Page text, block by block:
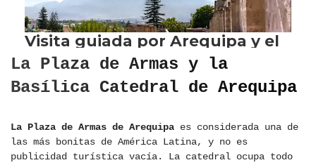
La Plaza de Armas y la
Basílica Catedral de Arequipa
La Plaza de Armas de Arequipa es considerada una de
las más bonitas de América Latina, y no es
publicidad turística vacía. La catedral ocupa todo